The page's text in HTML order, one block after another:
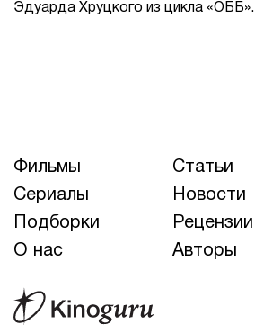
Эдуарда Хруцкого из цикла «ОББ».
Фильмы
Статьи
Сериалы
Новости
Подборки
Рецензии
О нас
Авторы